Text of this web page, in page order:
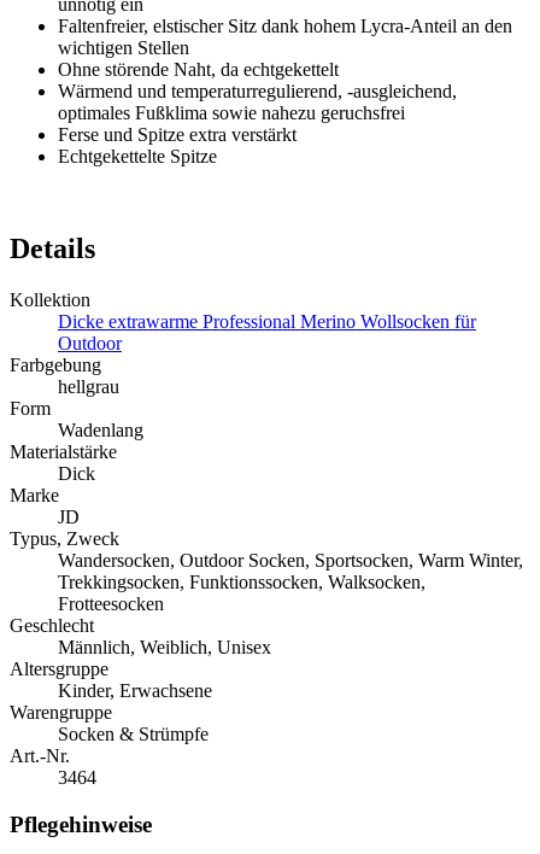
unnötig ein
Faltenfreier, elstischer Sitz dank hohem Lycra-Anteil an den
wichtigen Stellen
Ohne störende Naht, da echtgekettelt
Wärmend und temperaturregulierend, -ausgleichend,
optimales Fußklima sowie nahezu geruchsfrei
Ferse und Spitze extra verstärkt
Echtgekettelte Spitze
Details
Kollektion
Dicke extrawarme Professional Merino Wollsocken für
Outdoor
Farbgebung
hellgrau
Form
Wadenlang
Materialstärke
Dick
Marke
JD
Typus, Zweck
Wandersocken, Outdoor Socken, Sportsocken, Warm Winter,
Trekkingsocken, Funktionssocken, Walksocken,
Frotteesocken
Geschlecht
Männlich, Weiblich, Unisex
Altersgruppe
Kinder, Erwachsene
Warengruppe
Socken & Strümpfe
Art.-Nr.
3464
Pflegehinweise